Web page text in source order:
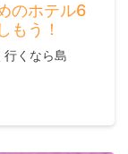
のホテル6
もう！
行くなら島